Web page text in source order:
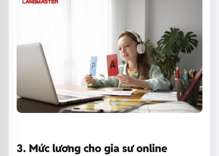
3. Mức lương cho gia sư online